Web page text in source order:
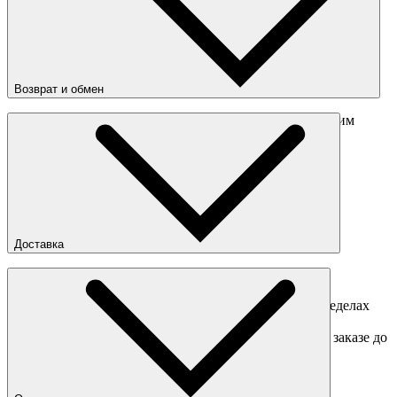
100% полиуретан
Возврат и обмен
Перед отправкой обмена обязательно свяжитесь с нашим
obmen@sneakerhead.ru
Подробные правила возврата товара
Доставка
Доставка по Москве
Доставка курьером в интервал 13:00-20:00 в пределах
МКАД 350 руб.
Доставка "день в день" в пределах МКАД (при заказе до
Ориентировочные сроки доставки по России